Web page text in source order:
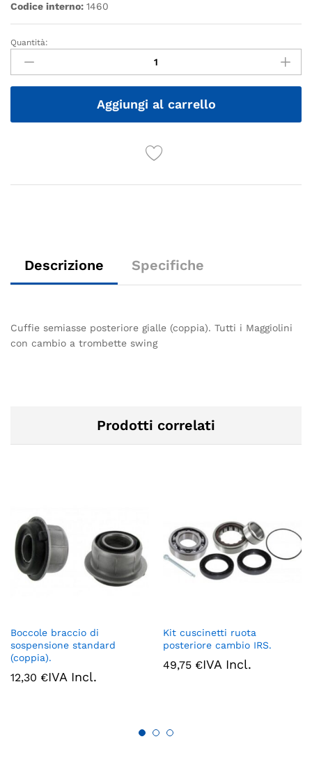
Codice interno: 1460
Quantità
Quantità:
Aggiungi al carrello
Descrizione Specifiche
Cuffie semiasse posteriore gialle (coppia). Tutti i Maggiolini
con cambio a trombette swing
Prodotti correlati
Boccole braccio di
sospensione standard
(coppia).
12,30 €IVA Incl.
Kit cuscinetti ruota
posteriore cambio IRS.
49,75 €IVA Incl.